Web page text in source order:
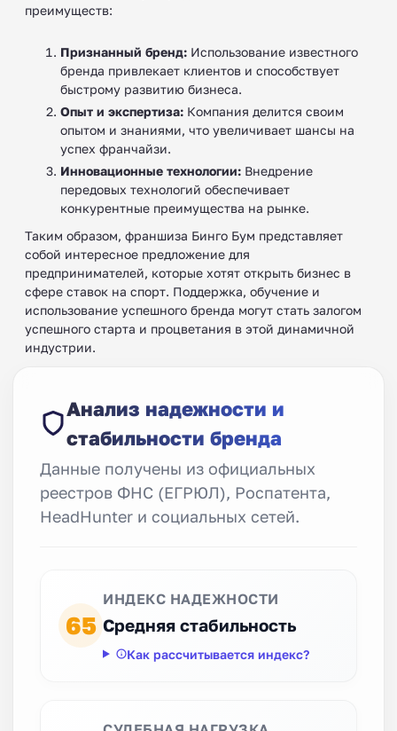
преимуществ:
Признанный бренд: Использование известного
бренда привлекает клиентов и способствует
быстрому развитию бизнеса.
Опыт и экспертиза: Компания делится своим
опытом и знаниями, что увеличивает шансы на
успех франчайзи.
Инновационные технологии: Внедрение
передовых технологий обеспечивает
конкурентные преимущества на рынке.
Таким образом, франшиза Бинго Бум представляет
собой интересное предложение для
предпринимателей, которые хотят открыть бизнес в
сфере ставок на спорт. Поддержка, обучение и
использование успешного бренда могут стать залогом
успешного старта и процветания в этой динамичной
индустрии.
Анализ надежности и
стабильности бренда
Данные получены из официальных
реестров ФНС (ЕГРЮЛ), Роспатента,
HeadHunter и социальных сетей.
65
ИНДЕКС НАДЕЖНОСТИ
Средняя стабильность
Как рассчитывается индекс?